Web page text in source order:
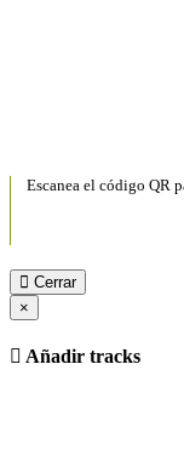
Escanea el código QR
Cerrar
×
Añadir tracks